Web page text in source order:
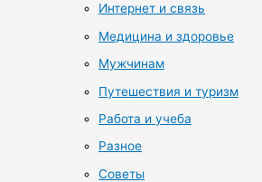
Интернет и связь
Медицина и здоровье
Мужчинам
Путешествия и туризм
Работа и учеба
Разное
Советы